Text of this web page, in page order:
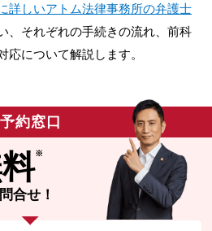
知りたい方
詳しいアトム法律事務所の弁護士
、それぞれの手続きの流れ、前科
応について解説します。
約窓口
合せ！